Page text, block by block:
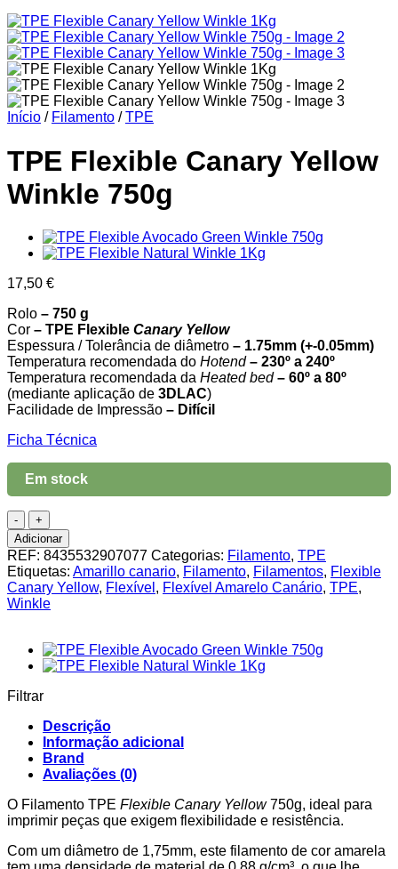
Início / Filamento / TPE
TPE Flexible Canary Yellow
Winkle 750g
17,50 €
Rolo – 750 g
Cor – TPE Flexible Canary Yellow
Espessura / Tolerância de diâmetro – 1.75mm (+-0.05mm)
Temperatura recomendada do Hotend – 230º a 240º
Temperatura recomendada da Heated bed– 60º a 80º
(mediante aplicação de 3DLAC)
Facilidade de Impressão – Difícil
Ficha Técnica
Em stock
Quantidade
de
TPE
Flexible
Canary
Yellow
Winkle
Adicionar
REF: 8435532907077 Categorias: Filamento, TPE
Etiquetas: Amarillo canario, Filamento, Filamentos, Flexible
Canary Yellow, Flexível , Flexível Amarelo Canário, TPE,
Winkle
Filtrar
Descrição
Informação adicional
Brand
Avaliações (0)
O Filamento TPE Flexible Canary Yellow750g, ideal para
imprimir peças que exigem flexibilidade e resistência.
Com um diâmetro de 1,75mm, este filamento de cor amarela